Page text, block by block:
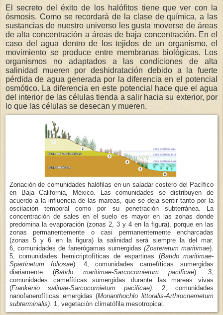
El secreto del éxito de los halófitos tiene que ver con la
ósmosis. Como se recordará de la clase de química, a las
sustancias de nuestro universo les gusta moverse de áreas
de alta concentración a áreas de baja concentración. En el
caso del agua dentro de los tejidos de un organismo, el
movimiento se produce entre membranas biológicas. Los
organismos no adaptados a las condiciones de alta
salinidad mueren por deshidratación debido a la fuerte
pérdida de agua generada por la diferencia en el potencial
osmótico. La diferencia en este potencial hace que el agua
del interior de las células tienda a salir hacia su exterior, por
lo que las células se desecan y mueren.
Zonación de comunidades halófilas en un saladar costero del Pacífico
en Baja California, México. Las comunidades se distribuyen de
acuerdo a la influencia de las mareas, que se deja sentir tanto por la
oscilación temporal como por su penetración subterránea. La
concentración de sales en el suelo es mayor en las zonas donde
predomina la evaporación (zonas 2, 3 y 4 en la figura), porque en las
zonas permanentemente o casi permanentemente encharcadas
(zonas 5 y 6 en la figura) la salinidad será siempre la del mar.
6,comunidades de fanerógamas sumergidas (Zosteretum maritimae).
5, comunidades hemicriptofíticas de espartinas (Batido maritimae-
Spartinetum foliosae). 4, comunidades camefíticas sumergidas
diariamente (Batido maritimae-Sarcocornietum pacificae). 3,
comunidades camefíticas sumergidas durante las mareas vivas
(Frankenio salinae-Sarcocornietum pacificae). 2, comunidades
nanofanerofíticas emergidas (Monanthochlo littoralis-Arthrocnemetum
subterminalis). 1, vegetación climatófila mesotropical.